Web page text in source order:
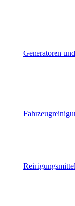
Generatoren
Reinigungsmittel